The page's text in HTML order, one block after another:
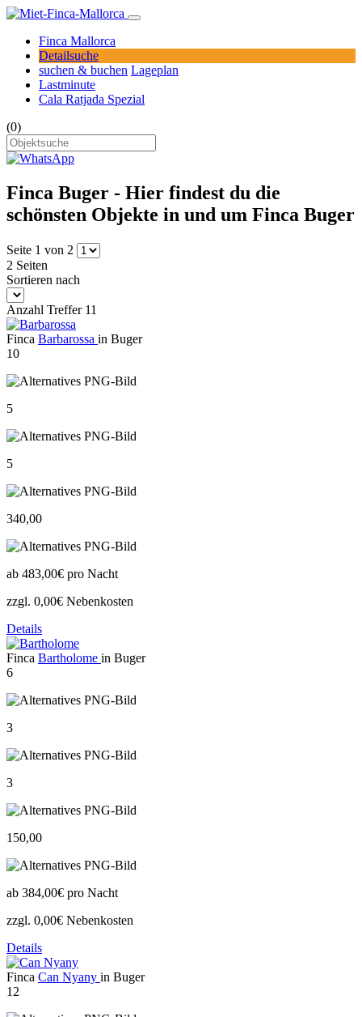
Finca Mallorca
Detailsuche
suchen & buchen Lageplan
Lastminute
Cala Ratjada Spezial
(0)
Finca Buger - Hier findest du die
schönsten Objekte in und um Finca Buger
Seite 1 von 2
2 Seiten
Sortieren nach
Anzahl Treffer 11
Finca Barbarossa in Buger
10
5
5
340,00
ab 483,00€ pro Nacht
zzgl. 0,00€ Nebenkosten
Details
Finca Bartholome in Buger
6
3
3
150,00
ab 384,00€ pro Nacht
zzgl. 0,00€ Nebenkosten
Details
Finca Can Nyany in Buger
12